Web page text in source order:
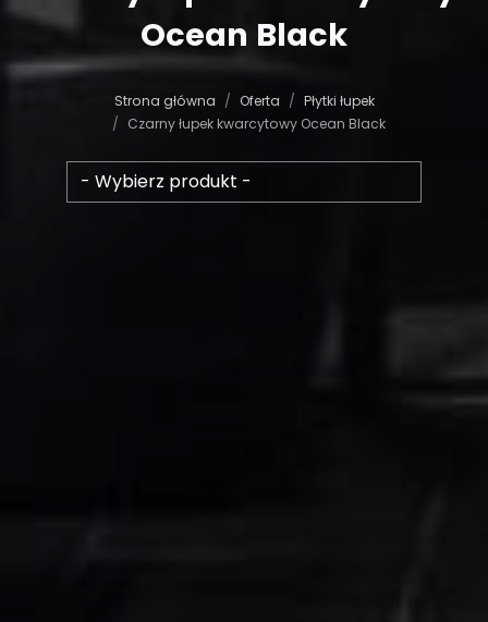
Ocean Black
Strona główna Oferta
Płytki łupek
Czarny łupek kwarcytowy Ocean Black